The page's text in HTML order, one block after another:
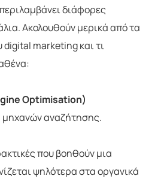
διάφορες
Ακολουθούν μερικά από τα
digital marketing και τι
Optimisation)
μηχανών αναζήτησης.
που βοηθούν μια
ψηλότερα στα οργανικά